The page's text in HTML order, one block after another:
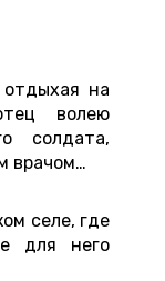
на
волею
солдата,
врачом…
селе, где
для него